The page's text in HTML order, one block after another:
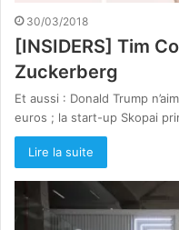
30/03/2018
[INSIDERS] Tim
Zuckerberg
Et aussi : Donald Trump
euros ; la start-up Skopai
Lire la suite